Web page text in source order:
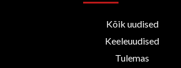
Kõik uudised
Keeleuudised
Tulemas